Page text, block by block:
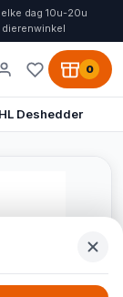
dag 10u-20u
0
Deshedder